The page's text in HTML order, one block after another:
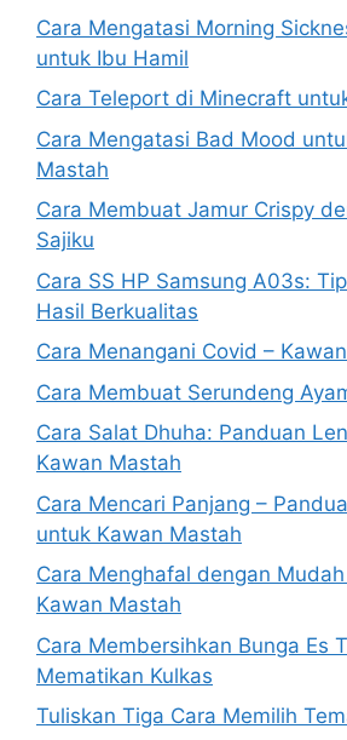
Cara Mengatasi Morning
untuk Ibu Hamil
Cara Teleport di Minecraft
Cara Mengatasi Bad Mood
Mastah
Cara Membuat Jamur Crispy
Sajiku
Cara SS HP Samsung A03s:
Hasil Berkualitas
Cara Menangani Covid –
Cara Membuat Serundeng
Cara Salat Dhuha: Panduan
Kawan Mastah
Cara Mencari Panjang –
untuk Kawan Mastah
Cara Menghafal dengan
Kawan Mastah
Cara Membersihkan Bunga Es
Mematikan Kulkas
Tuliskan Tiga Cara Memilih